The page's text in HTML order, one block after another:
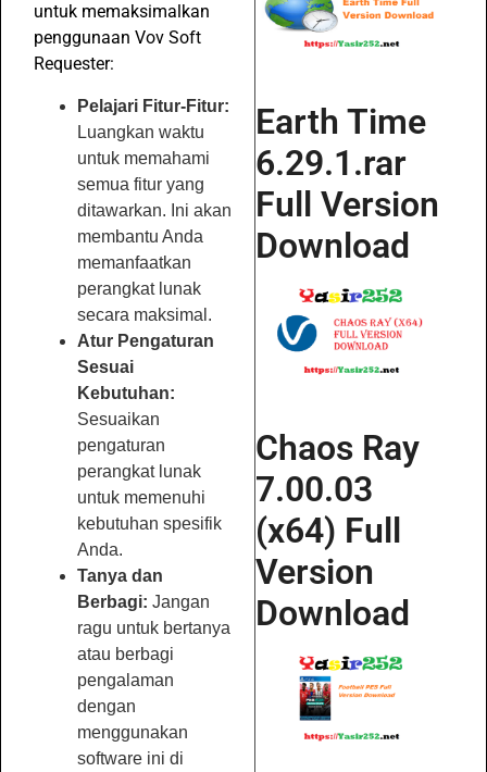
untuk memaksimalkan
penggunaan Vov Soft
Requester:
Pelajari Fitur-Fitur:
Luangkan waktu
untuk memahami
semua fitur yang
ditawarkan. Ini akan
membantu Anda
memanfaatkan
perangkat lunak
secara maksimal.
Atur Pengaturan
Sesuai
Kebutuhan:
Sesuaikan
pengaturan
perangkat lunak
untuk memenuhi
kebutuhan spesifik
Anda.
Tanya dan
Berbagi: Jangan
ragu untuk bertanya
atau berbagi
pengalaman
dengan
menggunakan
software ini di
Earth Time
6.29.1.rar
Full Version
Download
Chaos Ray
7.00.03
(x64) Full
Version
Download